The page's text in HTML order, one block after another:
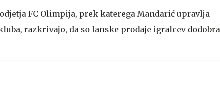
FC Olimpija, prek katerega Mandarić upravlja
razkrivajo, da so lanske prodaje igralcev dodobra